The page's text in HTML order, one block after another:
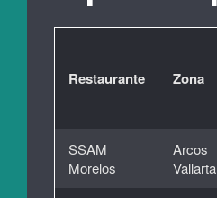
Restaurante Zona
SSAM
Morelos
Arcos
Vallarta